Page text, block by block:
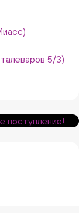
5/3)
поступление!